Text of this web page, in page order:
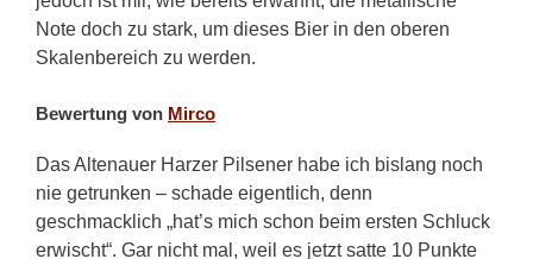
Note doch zu stark, um dieses Bier in den oberen
Skalenbereich zu werden.
Bewertung von Mirco
Das Altenauer Harzer Pilsener habe ich bislang noch
nie getrunken – schade eigentlich, denn
geschmacklich „hat’s mich schon beim ersten Schluck
erwischt“. Gar nicht mal, weil es jetzt satte 10 Punkte